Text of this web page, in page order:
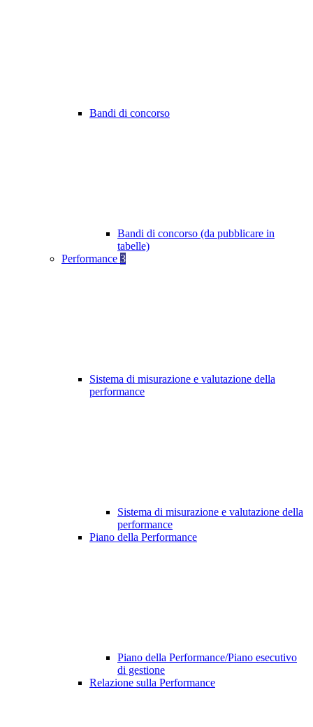
Bandi di concorso
Bandi di concorso (da pubblicare in
tabelle)
Performance 3
Sistema di misurazione e valutazione della
performance
Sistema di misurazione e valutazione della
performance
Piano della Performance
Piano della Performance/Piano esecutivo
di gestione
Relazione sulla Performance